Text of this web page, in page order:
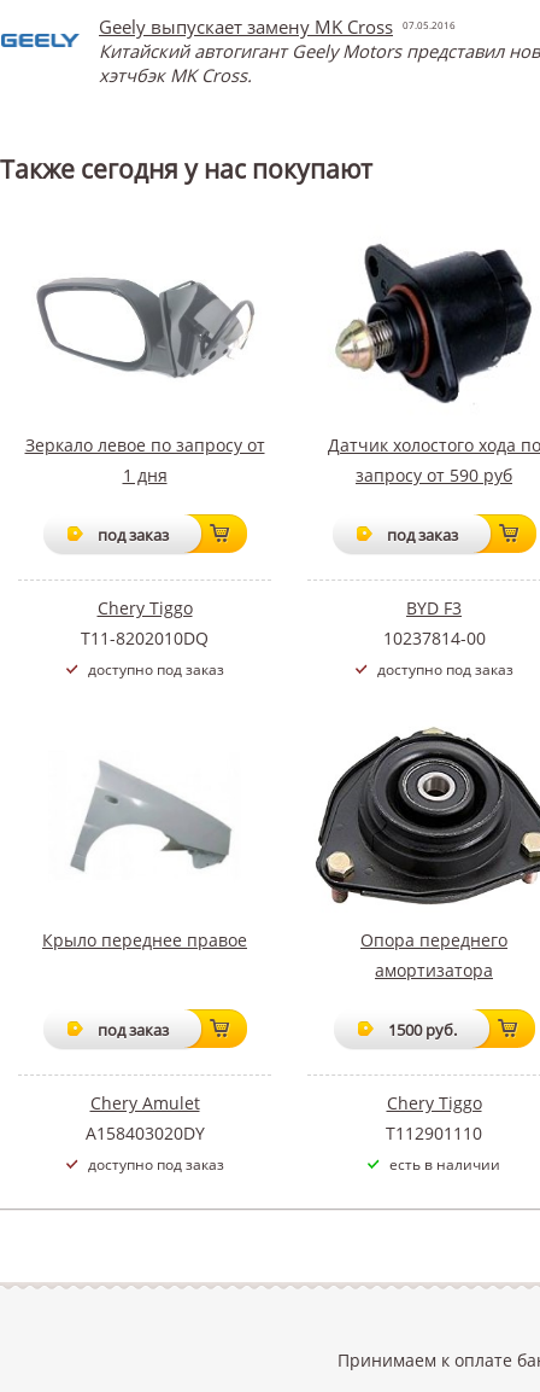
Geely выпускает замену MK Cross 07.05.2016
Китайский автогигант Geely Motors представил
хэтчбэк MK Cross.
Также сегодня у нас покупают
Зеркало левое по запросу от
1 дня
под заказ
Chery Tiggo
T11-8202010DQ
доступно под заказ
Датчик холостого хода по
запросу от 590 руб
под заказ
BYD F3
10237814-00
доступно под заказ
Крыло переднее правое
под заказ
Chery Amulet
A158403020DY
доступно под заказ
Опора переднего
амортизатора
1500 руб.
Chery Tiggo
T112901110
есть в наличии
Принимаем к оплате